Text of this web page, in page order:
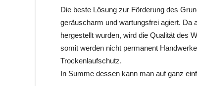
Die beste Lösung zur Förderung des
geräuscharm und wartungsfrei agiert. Da
hergestellt wurden, wird die Qualität des
somit werden nicht permanent
Trockenlaufschutz.
In Summe dessen kann man auf ganz